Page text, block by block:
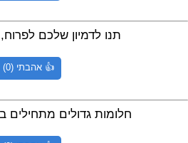
תנו לדמיון שלכם
👍 אהבתי (0)
חלומות גדולים